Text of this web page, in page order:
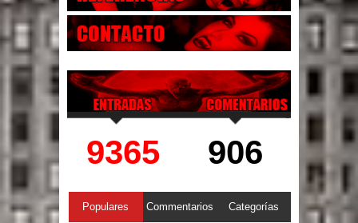
9365 906
Populares Commentarios Categorías